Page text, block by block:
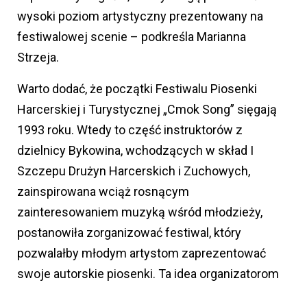
wysoki poziom artystyczny prezentowany na
festiwalowej scenie – podkreśla Marianna
Strzeja.
Warto dodać, że początki Festiwalu Piosenki
Harcerskiej i Turystycznej „Cmok Song” sięgają
1993 roku. Wtedy to część instruktorów z
dzielnicy Bykowina, wchodzących w skład I
Szczepu Drużyn Harcerskich i Zuchowych,
zainspirowana wciąż rosnącym
zainteresowaniem muzyką wśród młodzieży,
postanowiła zorganizować festiwal, który
pozwalałby młodym artystom zaprezentować
swoje autorskie piosenki. Ta idea organizatorom